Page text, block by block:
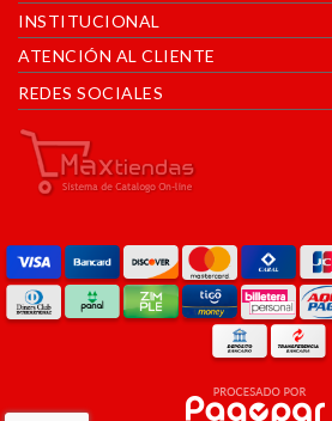
INSTITUCIONAL
ATENCIÓN AL CLIENTE
REDES SOCIALES